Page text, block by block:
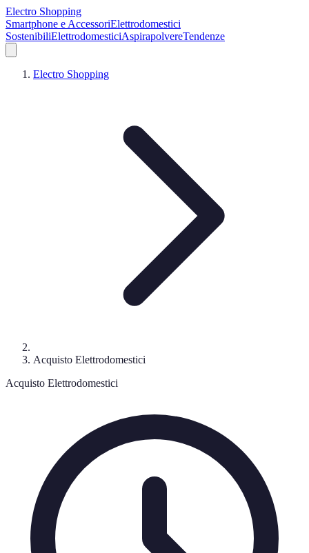
Electro Shopping
Smartphone e AccessoriElettrodomestici
SostenibiliElettrodomesticiAspirapolvereTendenze
Electro Shopping
Acquisto Elettrodomestici
Acquisto Elettrodomestici